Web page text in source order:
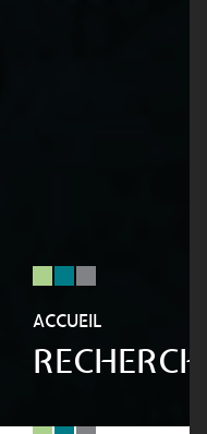
ACCUEIL
RECHERCHE